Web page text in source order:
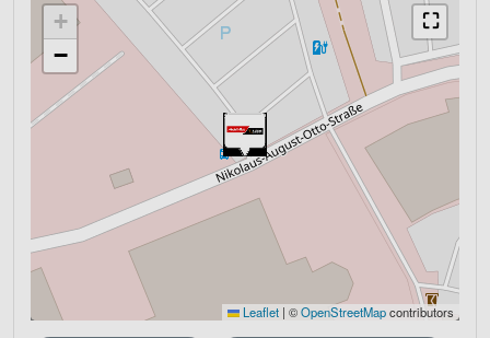
⛶
+
−
Leaflet | ©OpenStreetMapcontributors